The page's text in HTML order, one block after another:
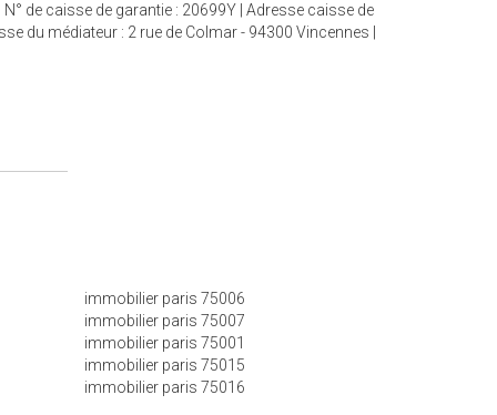
de caisse de garantie : 20699Y | Adresse caisse de
du médiateur : 2 rue de Colmar - 94300 Vincennes |
immobilier paris 75006
immobilier paris 75007
immobilier paris 75001
immobilier paris 75015
immobilier paris 75016